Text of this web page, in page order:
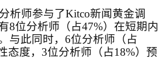
析师参与了Kitco新闻黄金调
8位分析师（占47%）在短期内
与此同时， 6位分析师（占
态度， 3位分析师（占18%）预